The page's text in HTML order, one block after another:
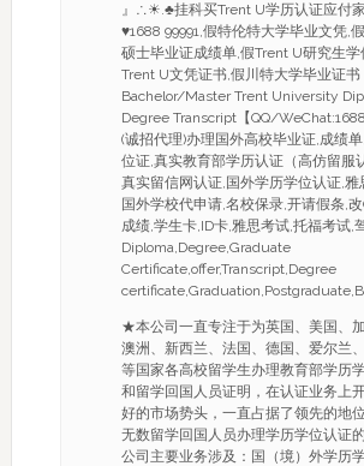
』∴☀.♣挂科买Trent U学历认证应付
♥1688 99991,假特伦特大学毕业文凭,
硕士毕业证成绩单,假Trent U研究生学
Trent U文凭证书,假川特大学毕业证书
Bachelor/Master Trent University
Degree Transcript【QQ/
(诚招代理)办理国外高校毕业证,成绩
位证,真实教育部学历认证（高仿留服
真实留信网认证,国外学历学位认证,雅
国外学校代申请,名校保录,开请假条,改
成绩,学生卡,ID卡,雅思考试,托福考试,
Diploma,Degree,Graduate
Certificate,offer,Transcript,Degree
★本公司一直专注于为英国、美国、加
澳洲、新西兰、法国、德国、爱尔兰
等国家各高校留学生办理教育部学历
和留学回国人员证明，在认证业务上
好的市场势头，一直占据了领先的地
无数留学回国人员办理学历学位认证的
公司主要业务涉及：国（境）外学历